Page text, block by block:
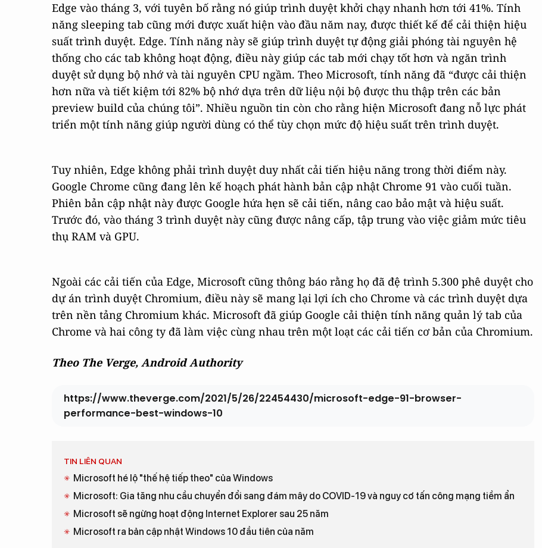
Edge vào tháng 3, với tuyên bố rằng nó giúp trình duyệt khởi chạy nhanh hơn tới 41%. Tính
năng sleeping tab cũng mới được xuất hiện vào đầu năm nay, được thiết kế để cải thiện hiệu
suất trình duyệt. Edge. Tính năng này sẽ giúp trình duyệt tự động giải phóng tài nguyên hệ
thống cho các tab không hoạt động, điều này giúp các tab mới chạy tốt hơn và ngăn trình
duyệt sử dụng bộ nhớ và tài nguyên CPU ngầm. Theo Microsoft, tính năng đã “được cải thiện
hơn nữa và tiết kiệm tới 82% bộ nhớ dựa trên dữ liệu nội bộ được thu thập trên các bản
preview build của chúng tôi”. Nhiều nguồn tin còn cho rằng hiện Microsoft đang nỗ lực phát
triển một tính năng giúp người dùng có thể tùy chọn mức độ hiệu suất trên trình duyệt.
Tuy nhiên, Edge không phải trình duyệt duy nhất cải tiến hiệu năng trong thời điểm này.
Google Chrome cũng đang lên kế hoạch phát hành bản cập nhật Chrome 91 vào cuối tuần.
Phiên bản cập nhật này được Google hứa hẹn sẽ cải tiến, nâng cao bảo mật và hiệu suất.
Trước đó, vào tháng 3 trình duyệt này cũng được nâng cấp, tập trung vào việc giảm mức tiêu
thụ RAM và GPU.
Ngoài các cải tiến của Edge, Microsoft cũng thông báo rằng họ đã đệ trình 5.300 phê duyệt cho
dự án trình duyệt Chromium, điều này sẽ mang lại lợi ích cho Chrome và các trình duyệt dựa
trên nền tảng Chromium khác. Microsoft đã giúp Google cải thiện tính năng quản lý tab của
Chrome và hai công ty đã làm việc cùng nhau trên một loạt các cải tiến cơ bản của Chromium.
Theo The Verge, Android Authority
https://www.theverge.com/2021/5/26/22454430/microsoft-edge-91-browser-
performance-best-windows-10
TIN LIÊN QUAN
Microsoft hé lộ "thế hệ tiếp theo" của Windows
Microsoft: Gia tăng nhu cầu chuyển đổi sang đám mây do COVID-19 và nguy cơ tấn công mạng tiềm ẩn
Microsoft sẽ ngừng hoạt động Internet Explorer sau 25 năm
Microsoft ra bản cập nhật Windows 10 đầu tiên của năm